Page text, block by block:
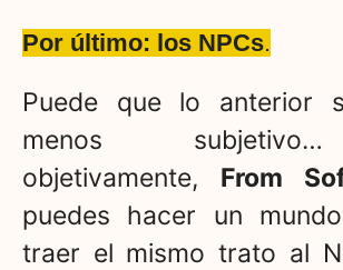
Por último: los NPCs.
Puede que lo anterior
menos
objetivamente, From
puedes hacer un
traer el mismo trato al